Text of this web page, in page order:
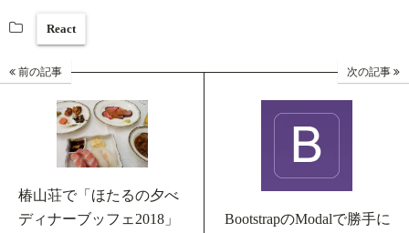
React
前の記事
椿山荘で「ほたるの夕べ
ディナーブッフェ2018」
次の記事
BootstrapのModalで勝手に